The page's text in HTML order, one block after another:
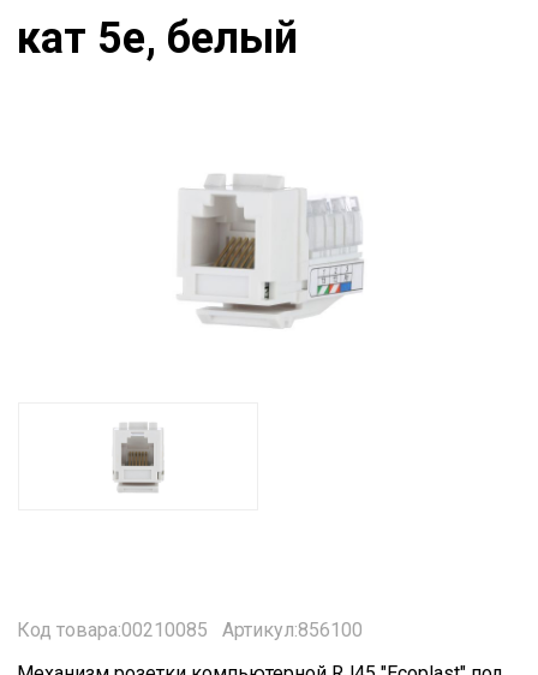
кат 5е, белый
Код товара:00210085
Артикул:856100